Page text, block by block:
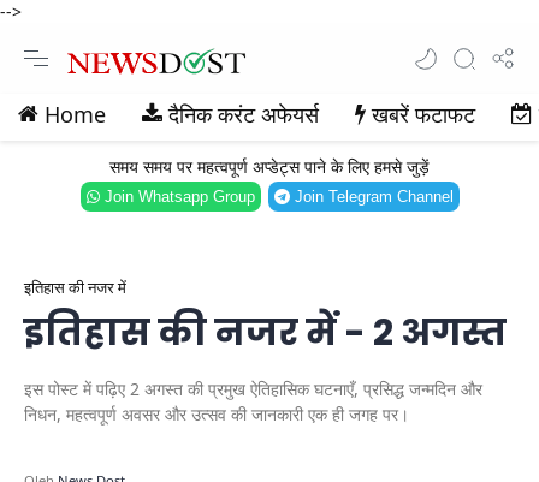
-->
Home दैनिक करंट अफेयर्स खबरें फटाफट
समय समय पर महत्वपूर्ण अप्डेट्स पाने के लिए हमसे जुड़ें
Join Whatsapp Group Join Telegram Channel
इतिहास की नजर में
इतिहास की नजर में - 2 अगस्त
इस पोस्ट में पढ़िए 2 अगस्त की प्रमुख ऐतिहासिक घटनाएँ, प्रसिद्ध जन्मदिन और
निधन, महत्वपूर्ण अवसर और उत्सव की जानकारी एक ही जगह पर।